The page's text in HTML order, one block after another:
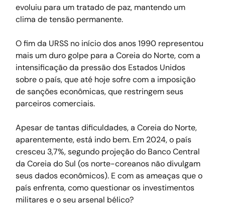
evoluiu para um tratado de paz, mantendo um
clima de tensão permanente.
O fim da URSS no início dos anos 1990 representou
mais um duro golpe para a Coreia do Norte, com a
intensificação da pressão dos Estados Unidos
sobre o país, que até hoje sofre com a imposição
de sanções econômicas, que restringem seus
parceiros comerciais.
Apesar de tantas dificuldades, a Coreia do Norte,
aparentemente, está indo bem. Em 2024, o país
cresceu 3,7%, segundo projeção do Banco Central
da Coreia do Sul (os norte-coreanos não divulgam
seus dados econômicos). E com as ameaças que o
país enfrenta, como questionar os investimentos
militares e o seu arsenal bélico?